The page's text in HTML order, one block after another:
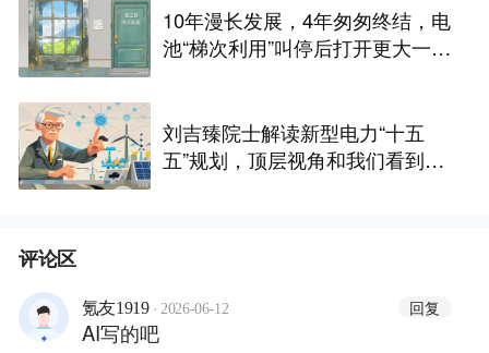
10年漫长发展，4年匆匆终结，电
池“梯次利用”叫停后打开更大一扇
刘吉臻院士解读新型电力“十五
五”规划，顶层视角和我们看到
评论区
氪友1919 · 2026-06-12 回复
AI写的吧